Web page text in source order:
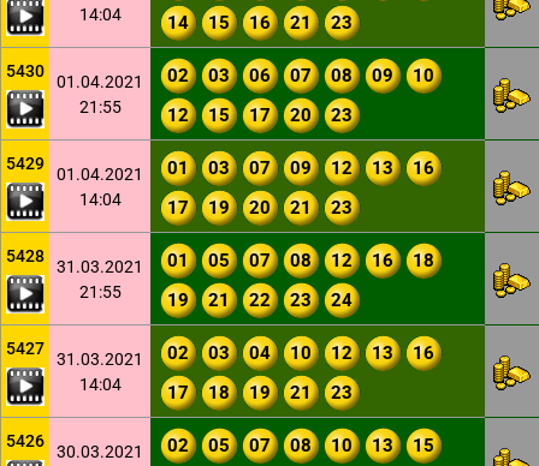
14:04
14
15 16 21 23
5430
01.04.2021
21:55
02 03 06 07 08 09
10
12
15 17 20 23
5429
01.04.2021
14:04
01 03 07 09 12 13
16
17
19 20 21 23
5428
31.03.2021
21:55
01 05 07 08 12 16
18
19
21 22 23 24
5427
31.03.2021
14:04
02 03 04 10 12 13
16
17
18 19 21 23
5426
30.03.2021
02 05 07 08 10 13
15